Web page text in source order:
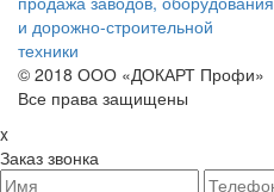
и дорожно-строительной
техники
© 2018 ООО «ДОКАРТ Профи»
Все права защищены
x
Заказ звонка